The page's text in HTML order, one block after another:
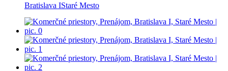
Bratislava IStaré Mesto